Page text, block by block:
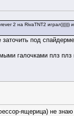
2 на RivaTNT2 играл))))))
под
галочками плз плз
ящерица) не